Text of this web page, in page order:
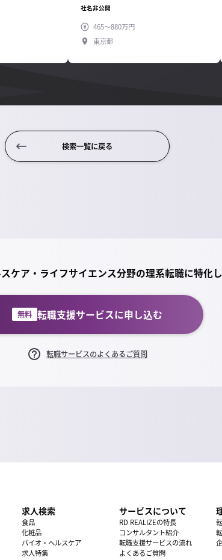
社名非公開
465～880万円
東京都
検索一覧に戻る
ケア・ライフサイエンス分野の理系転職に特化
無料 転職支援サービスに申し込む
転職サービスのよくあるご質問
求人検索
食品
化粧品
バイオ・ヘルスケア
求人特集
サービスについて
RD REALIZEの特長
コンサルタント紹介
転職支援サービスの流れ
よくあるご質問